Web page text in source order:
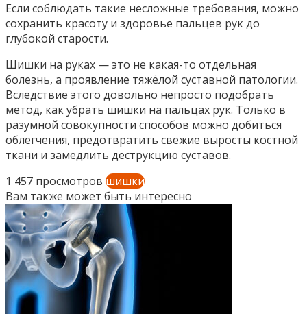
Если соблюдать такие несложные требования, можно
сохранить красоту и здоровье пальцев рук до
глубокой старости.
Шишки на руках — это не какая-то отдельная
болезнь, а проявление тяжёлой суставной патологии.
Вследствие этого довольно непросто подобрать
метод, как убрать шишки на пальцах рук. Только в
разумной совокупности способов можно добиться
облегчения, предотвратить свежие выросты костной
ткани и замедлить деструкцию суставов.
1 457 просмотров шишки
Вам также может быть интересно